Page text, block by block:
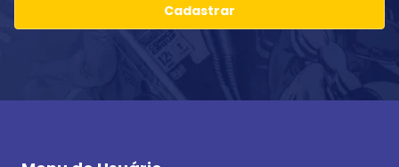
Cadastrar